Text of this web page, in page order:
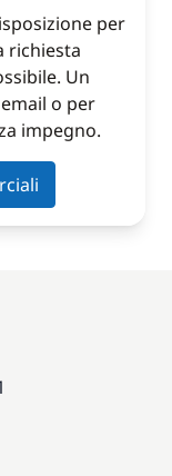
per
richiesta
Un
o per
impegno.